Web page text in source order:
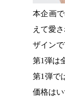
本企画
えて愛
ザイン
第1弾は
第1弾で
価格は